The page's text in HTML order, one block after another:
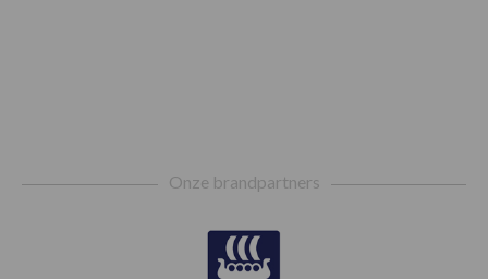
Onze brandpartners